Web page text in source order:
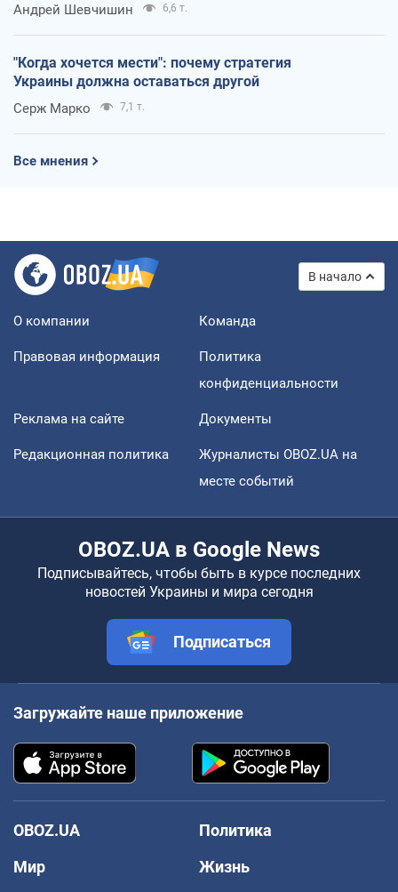
Андрей Шевчишин 6,6 т.
"Когда хочется мести": почему стратегия
Украины должна оставаться другой
Серж Марко 7,1 т.
Все мнения
В начало
О компании Команда
Правовая информация
Политика
конфиденциальности
Реклама на сайте Документы
Редакционная политика
Журналисты OBOZ.UA на
месте событий
OBOZ.UA в Google News
Подписывайтесь, чтобы быть в курсе последних
новостей Украины и мира сегодня
Подписаться
Загружайте наше приложение
OBOZ.UA
Политика
Мир
Жизнь